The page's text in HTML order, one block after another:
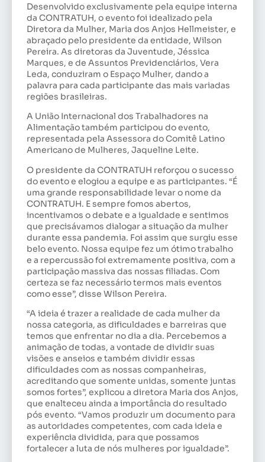
Desenvolvido exclusivamente pela equipe interna
da CONTRATUH, o evento foi idealizado pela
Diretora da Mulher, Maria dos Anjos Hellmeister, e
abraçado pelo presidente da entidade, Wilson
Pereira. As diretoras da Juventude, Jéssica
Marques, e de Assuntos Previdenciários, Vera
Leda, conduziram o Espaço Mulher, dando a
palavra para cada participante das mais variadas
regiões brasileiras.
A União Internacional dos Trabalhadores na
Alimentação também participou do evento,
representada pela Assessora do Comitê Latino
Americano de Mulheres, Jaqueline Leite.
O presidente da CONTRATUH reforçou o sucesso
do evento e elogiou a equipe e as participantes. “É
uma grande responsabilidade levar o nome da
CONTRATUH. E sempre fomos abertos,
incentivamos o debate e a igualdade e sentimos
que precisávamos dialogar a situação da mulher
durante essa pandemia. Foi assim que surgiu esse
belo evento. Nossa equipe fez um ótimo trabalho
e a repercussão foi extremamente positiva, com a
participação massiva das nossas filiadas. Com
certeza se faz necessário termos mais eventos
como esse”, disse Wilson Pereira.
“A ideia é trazer a realidade de cada mulher da
nossa categoria, as dificuldades e barreiras que
temos que enfrentar no dia a dia. Percebemos a
animação de todas, a vontade de dividir suas
visões e anseios e também dividir essas
dificuldades com as nossas companheiras,
acreditando que somente unidas, somente juntas
somos fortes”, explicou a diretora Maria dos Anjos,
que enalteceu ainda a importância do resultado
pós evento. “Vamos produzir um documento para
as autoridades competentes, com cada ideia e
experiência dividida, para que possamos
fortalecer a luta de nós mulheres por igualdade”.